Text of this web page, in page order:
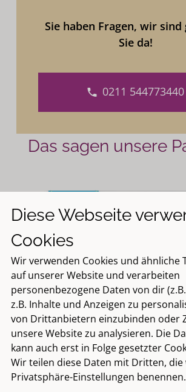
Sie haben Fragen, wir
Sie da!
0211 544773440
Das sagen unsere
Diese Webseite
Cookies
Wir verwenden Cookies und ähnliche
auf unserer Website und verarbeiten
personenbezogene Daten von dir
z.B. Inhalte und Anzeigen zu
von Drittanbietern einzubinden oder
unsere Website zu analysieren. Die
kann auch erst in Folge gesetzter
Wir teilen diese Daten mit Dritten, die
Privatsphäre-Einstellungen benennen.